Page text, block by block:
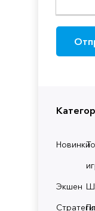
Новинки
Экшен